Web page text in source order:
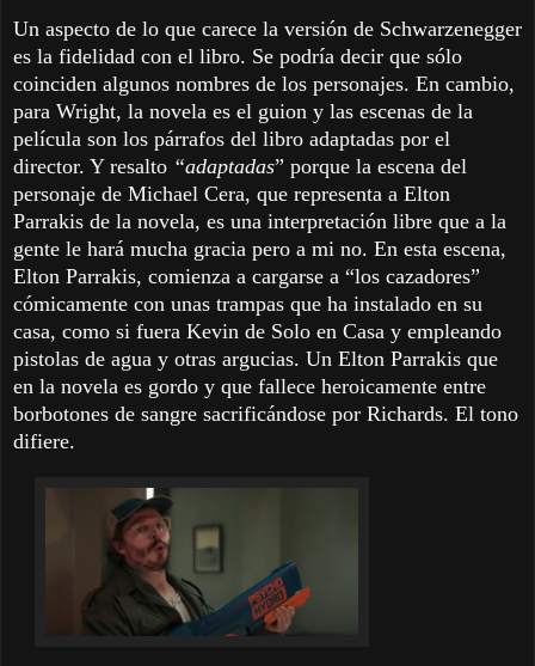
Un aspecto de lo que carece la versión de Schwarzenegger
es la fidelidad con el libro. Se podría decir que sólo
coinciden algunos nombres de los personajes. En cambio,
para Wright, la novela es el guion y las escenas de la
película son los párrafos del libro adaptadas por el
director. Y resalto “adaptadas” porque la escena del
personaje de Michael Cera, que representa a Elton
Parrakis de la novela, es una interpretación libre que a la
gente le hará mucha gracia pero a mi no. En esta escena,
Elton Parrakis, comienza a cargarse a “los cazadores”
cómicamente con unas trampas que ha instalado en su
casa, como si fuera Kevin de Solo en Casa y empleando
pistolas de agua y otras argucias. Un Elton Parrakis que
en la novela es gordo y que fallece heroicamente entre
borbotones de sangre sacrificándose por Richards. El tono
difiere.